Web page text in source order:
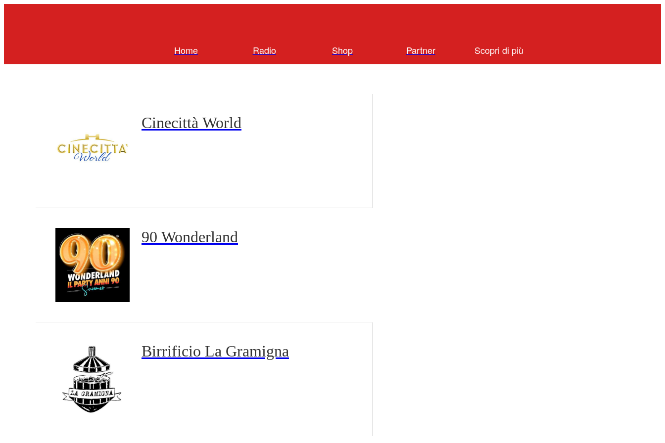
Home Radio Shop Partner Scopri di più
Cinecittà World
90 Wonderland
Birrificio La Gramigna